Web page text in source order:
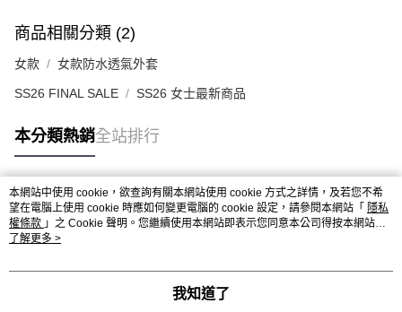
商品相關分類 (2)
女款 女款防水透氣外套
SS26 FINAL SALE SS26 女士最新商品
本分類熱銷全站排行
熱門標籤
本網站中使用 cookie，欲查詢有關本網站使用 cookie 方式之詳情，及若您不希
望在電腦上使用 cookie 時應如何變更電腦的 cookie 設定，請參閱本網站「 隱私
權條款 」之 Cookie 聲明。您繼續使用本網站即表示您同意本公司得按本網站使
用條款之 Cookie 聲明使用 cookie。
了解更多 >
我知道了